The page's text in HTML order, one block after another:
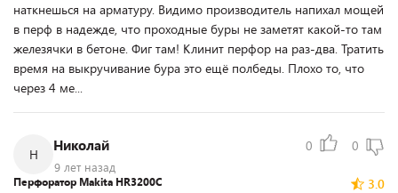
наткнешься на арматуру. Видимо производитель напихал мощей
в перф в надежде, что проходные буры не заметят какой-то там
железячки в бетоне. Фиг там! Клинит перфор на раз-два. Тратить
время на выкручивание бура это ещё полбеды. Плохо то, что
через 4 ме...
Н
Николай
9 лет назад
0 0
3.0
Перфоратор Makita HR3200C